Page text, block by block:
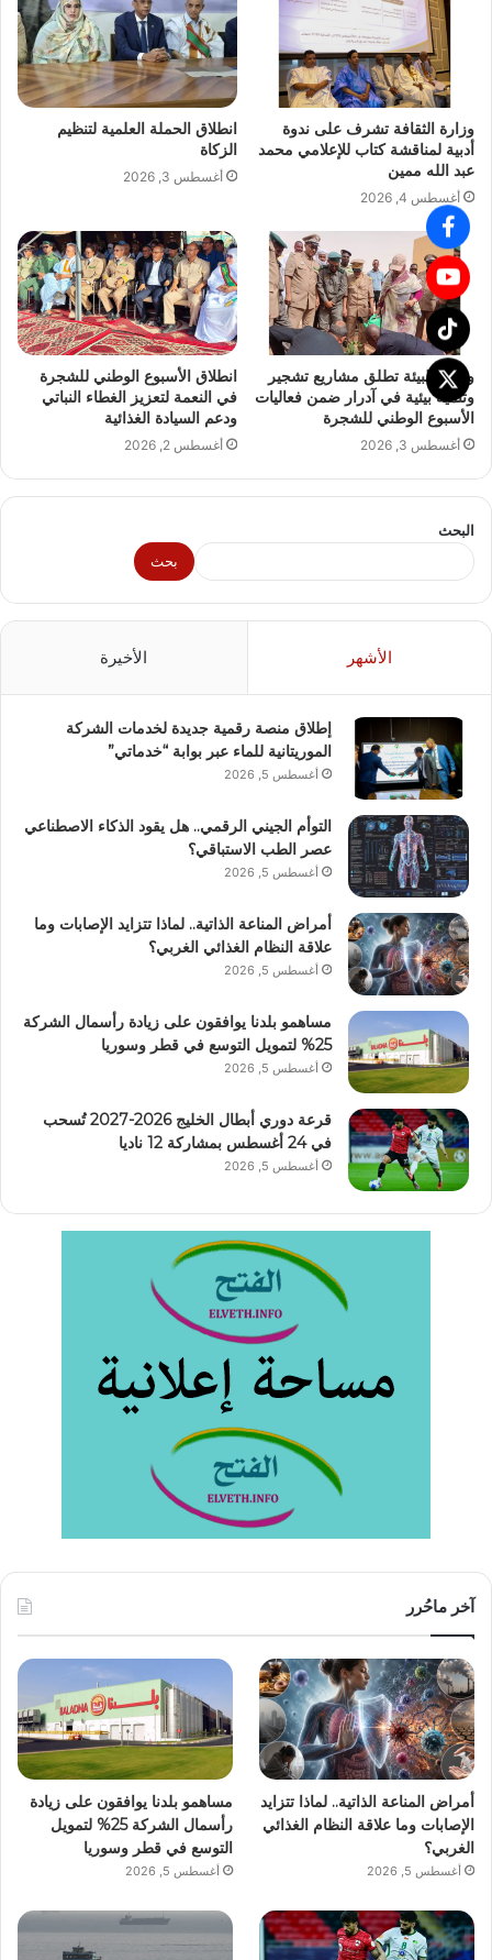
وزارة الثقافة تشرف على ندوة
أدبية لمناقشة كتاب للإعلامي محمد
عبد الله ممين
أغسطس 4, 2026
انطلاق الحملة العلمية لتنظيم
الزكاة
أغسطس 3, 2026
وزيرة البيئة تطلق مشاريع تشجير
وتنمية بيئية في آدرار ضمن فعاليات
الأسبوع الوطني للشجرة
أغسطس 3, 2026
انطلاق الأسبوع الوطني للشجرة
في النعمة لتعزيز الغطاء النباتي
ودعم السيادة الغذائية
أغسطس 2, 2026
البحث
بحث
الأشهر الأخيرة
إطلاق منصة رقمية جديدة لخدمات الشركة
الموريتانية للماء عبر بوابة “خدماتي”
أغسطس 5, 2026
التوأم الجيني الرقمي.. هل يقود الذكاء الاصطناعي
عصر الطب الاستباقي؟
أغسطس 5, 2026
أمراض المناعة الذاتية.. لماذا تتزايد الإصابات وما
علاقة النظام الغذائي الغربي؟
أغسطس 5, 2026
مساهمو بلدنا يوافقون على زيادة رأسمال الشركة
25% لتمويل التوسع في قطر وسوريا
أغسطس 5, 2026
قرعة دوري أبطال الخليج 2026-2027 تُسحب
في 24 أغسطس بمشاركة 12 ناديا
أغسطس 5, 2026
آخر ماحُرر
أمراض المناعة الذاتية.. لماذا تتزايد
الإصابات وما علاقة النظام الغذائي
الغربي؟
أغسطس 5, 2026
مساهمو بلدنا يوافقون على زيادة
رأسمال الشركة 25% لتمويل
التوسع في قطر وسوريا
أغسطس 5, 2026